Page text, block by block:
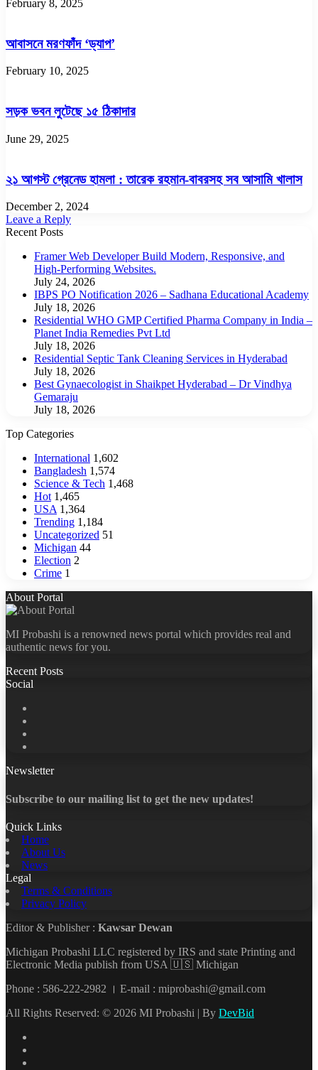
February 8, 2025
আবাসনে মরণফাঁদ ‘ড্যাপ’
February 10, 2025
সড়ক ভবন লুটেছে ১৫ ঠিকাদার
June 29, 2025
২১ আগস্ট গ্রেনেড হামলা : তারেক রহমান-বাবরসহ সব আসামি খালাস
December 2, 2024
Leave a Reply
Recent Posts
Framer Web Developer Build Modern, Responsive, and
High-Performing Websites.
July 24, 2026
IBPS PO Notification 2026 – Sadhana Educational Academy
July 18, 2026
Residential WHO GMP Certified Pharma Company in India –
Planet India Remedies Pvt Ltd
July 18, 2026
Residential Septic Tank Cleaning Services in Hyderabad
July 18, 2026
Best Gynaecologist in Shaikpet Hyderabad – Dr Vindhya
Gemaraju
July 18, 2026
Top Categories
International 1,602
Bangladesh 1,574
Science & Tech 1,468
Hot 1,465
USA 1,364
Trending 1,184
Uncategorized 51
Michigan 44
Election 2
Crime 1
About Portal
MI Probashi is a renowned news portal which provides real and
authentic news for you.
Recent Posts
Social
Newsletter
Subscribe to our mailing list to get the new updates!
Quick Links
Home
About Us
News
Legal
Terms & Conditions
Privacy Policy
Editor & Publisher : Kawsar Dewan
Michigan Probashi LLC registered by IRS and state Printing and
Electronic Media publish from USA 🇺🇸 Michigan
Phone : 586-222-2982 । E-mail : miprobashi@gmail.com
All Rights Reserved: © 2026 MI Probashi | By DevBid